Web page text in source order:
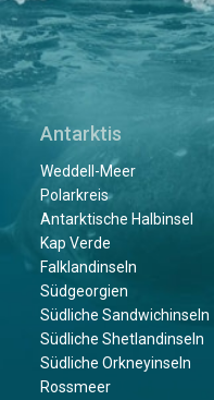
Antarktis
Weddell-Meer
Polarkreis
Antarktische Halbinsel
Kap Verde
Falklandinseln
Südgeorgien
Südliche Sandwichinseln
Südliche Shetlandinseln
Südliche Orkneyinseln
Rossmeer